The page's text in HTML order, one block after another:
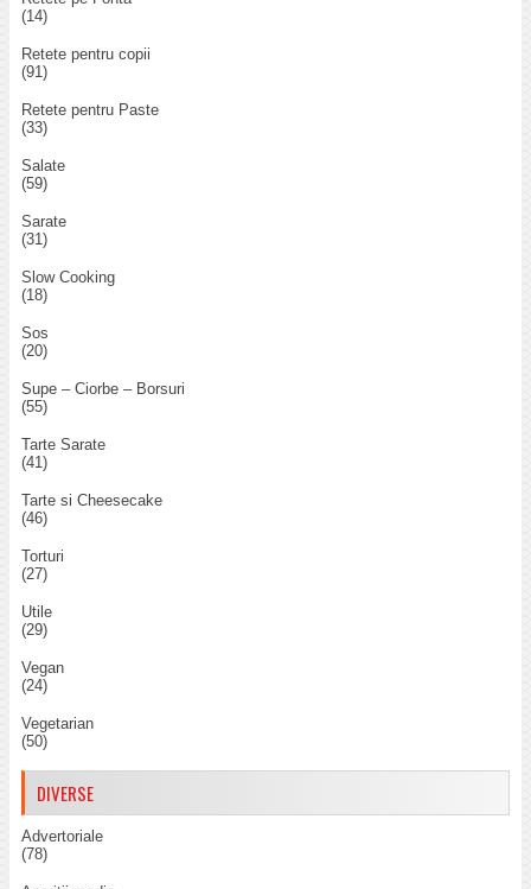
(14)
Retete pentru copii
(91)
Retete pentru Paste
(33)
Salate
(59)
Sarate
(31)
Slow Cooking
(18)
Sos
(20)
Supe – Ciorbe – Borsuri
(55)
Tarte Sarate
(41)
Tarte si Cheesecake
(46)
Torturi
(27)
Utile
(29)
Vegan
(24)
Vegetarian
(50)
DIVERSE
Advertoriale
(78)